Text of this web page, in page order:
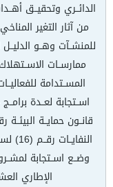
من آثار التغير
للمنشــآت وهــو
ممارســات
اســتجابة لعــدة
الإطاري